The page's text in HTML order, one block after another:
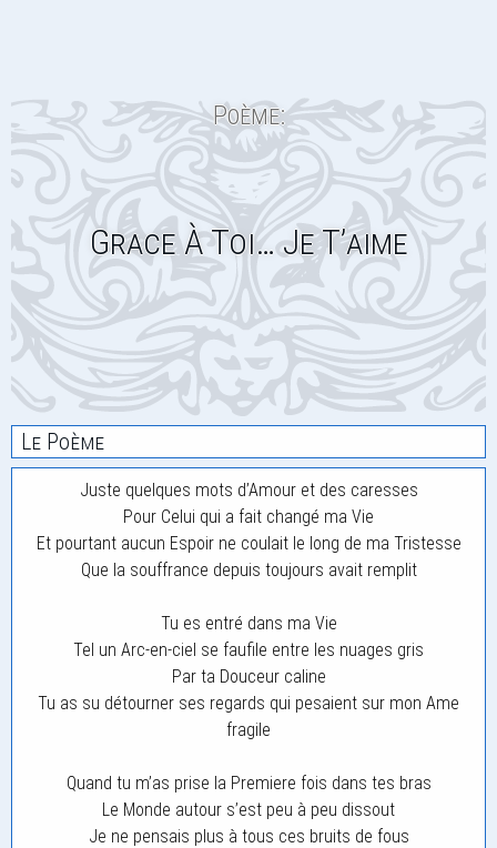
Poème:
Grace À Toi… Je T’aime
Le Poème
Juste quelques mots d’Amour et des caresses
Pour Celui qui a fait changé ma Vie
Et pourtant aucun Espoir ne coulait le long de ma Tristesse
Que la souffrance depuis toujours avait remplit
Tu es entré dans ma Vie
Tel un Arc-en-ciel se faufile entre les nuages gris
Par ta Douceur caline
Tu as su détourner ses regards qui pesaient sur mon Ame
fragile
Quand tu m’as prise la Premiere fois dans tes bras
Le Monde autour s’est peu à peu dissout
Je ne pensais plus à tous ces bruits de fous